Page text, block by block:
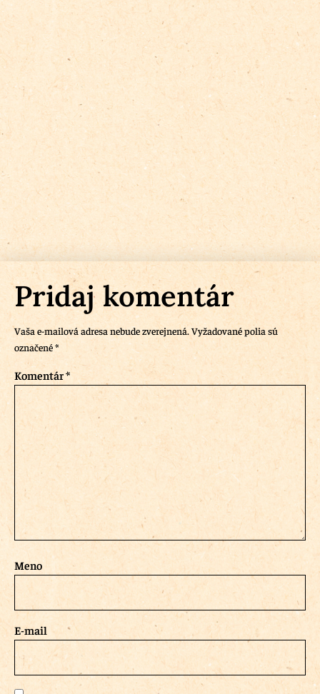
Pridaj komentár
Vaša e-mailová adresa nebude zverejnená.Vyžadované polia sú
označené*
Komentár*
Meno
E-mail